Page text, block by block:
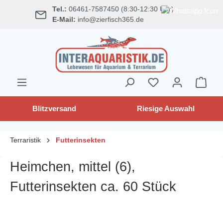
springen Tel.: 06461-7587450 (8:30-12:30 Uhr)
E-Mail: info@zierfisch365.de
Blitzversand Riesige Auswahl
Terraristik Futterinsekten
Heimchen, mittel (6),
Futterinsekten ca. 60 Stück